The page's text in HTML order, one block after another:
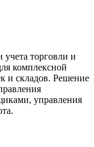
торговли и
комплексной
и складов. Решение
управления